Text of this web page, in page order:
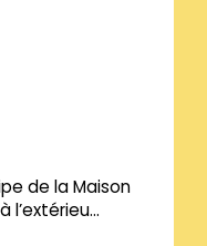
de la Maison
l’extérieu...